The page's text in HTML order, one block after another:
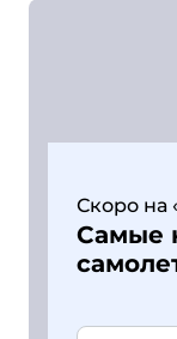
Скоро на
Самые